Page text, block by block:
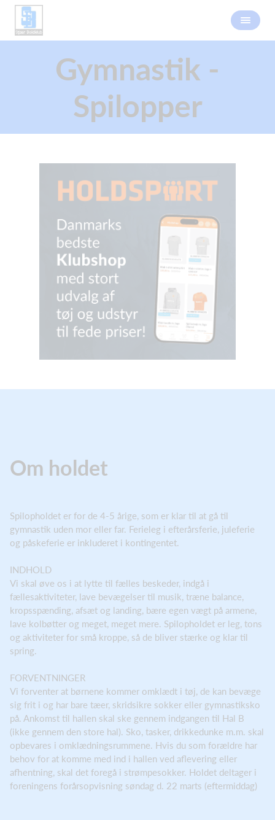
Gymnastik -
Spilopper
Om holdet
Spilopholdet er for de 4-5 årige, som er klar til at gå til
gymnastik uden mor eller far. Ferieleg i efterårsferie, juleferie
og påskeferie er inkluderet i kontingentet.
INDHOLD
Vi skal øve os i at lytte til fælles beskeder, indgå i
fællesaktiviteter, lave bevægelser til musik, træne balance,
kropsspænding, afsæt og landing, bære egen vægt på armene,
lave kolbøtter og meget, meget mere. Spilopholdet er leg, tons
og aktiviteter for små kroppe, så de bliver stærke og klar til
spring.
FORVENTNINGER
Vi forventer at børnene kommer omklædt i tøj, de kan bevæge
sig frit i og har bare tæer, skridsikre sokker eller gymnastiksko
på. Ankomst til hallen skal ske gennem indgangen til Hal B
(ikke gennem den store hal). Sko, tasker, drikkedunke m.m. skal
opbevares i omklædningsrummene. Hvis du som forældre har
behov for at komme med ind i hallen ved aflevering eller
afhentning, skal det foregå i strømpesokker. Holdet deltager i
foreningens forårsopvisning søndag d. 22 marts (eftermiddag)